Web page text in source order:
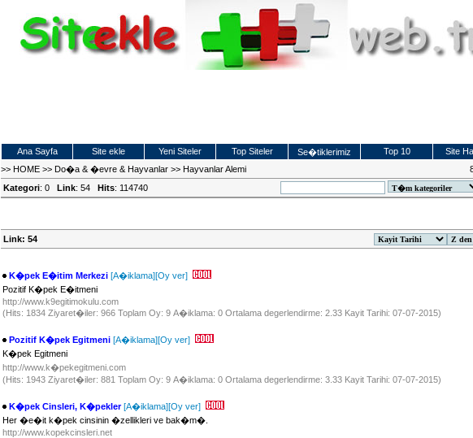
Ana Sayfa Site ekle Yeni Siteler Top Siteler Se�tiklerimiz Top 10 Site
>> HOME >> Do�a & �evre & Hayvanlar >> Hayvanlar Alemi
Kategori: 0 Link: 54 Hits: 114740
Link: 54
K�pek E�itim Merkezi [A�iklama][Oy ver]
Pozitif K�pek E�itmeni
http://www.k9egitimokulu.com
(Hits: 1834 Ziyaret�iler: 966 Toplam Oy: 9 A�iklama: 0 Ortalama degerlendirme: 2.33 Kayit Tarihi: 07-07-2015)
Pozitif K�pek Egitmeni [A�iklama][Oy ver]
K�pek Egitmeni
http://www.k�pekegitmeni.com
(Hits: 1943 Ziyaret�iler: 881 Toplam Oy: 9 A�iklama: 0 Ortalama degerlendirme: 3.33 Kayit Tarihi: 07-07-2015)
K�pek Cinsleri, K�pekler [A�iklama][Oy ver]
Her �e�it k�pek cinsinin �zellikleri ve bak�m�.
http://www.kopekcinsleri.net